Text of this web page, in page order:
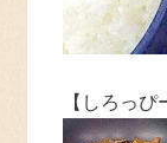
【しろっ